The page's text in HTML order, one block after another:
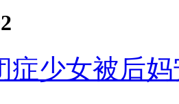
症少女被后